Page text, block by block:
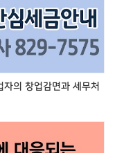
의 창업감면과 세무처